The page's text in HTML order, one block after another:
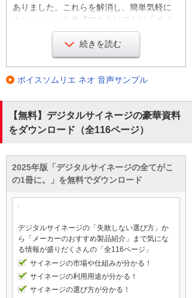
ありました。これらを解消し、簡単気軽に
ナレーションを作成できるソフトが「ボイ
スソムリエ ネオ」です。
「ボイスソムリエ ネオ」はテキストを入力
するだけで自然な音声を作成できます。作
て、スタジオ感覚で、きれいなナレーショ
ンを作成できます。「ボイスソムリエ ネ
音声も音声も作成できます。
Office PowerPointのノート部分のテキスト
作成できます。ノート部分のテキストを自
動的に音声ファイルに変換します。作成さ
れた音声ファイルはPowerPointのアニメー
ションと連動することができます。「ボイ
スソムリエ ネオ」は、文房具を使うように
簡単に音声を作成できます。音声を使用す
続きを読む
ボイスソムリエ ネオ 音声サンプル
【無料】デジタルサイネージの豪華資料
をダウンロード（全116ページ）
2025年版「デジタルサイネージの全てがこ
の1冊に。」を無料でダウンロード
デジタルサイネージの「失敗しない選び方」か
ら「メーカーのおすすめ製品紹介」まで気にな
る情報が盛りだくさんの「全116ページ」
サイネージの市場や仕組みが分かる！
サイネージの利用用途が分かる！
サイネージの選び方が分かる！